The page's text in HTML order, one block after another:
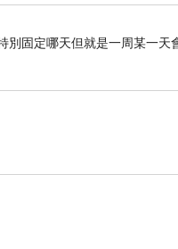
別固定哪天但就是一周某一天